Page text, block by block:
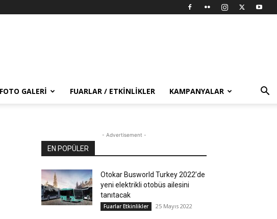
FOTO GALERI FUARLAR / ETKINLIKLER KAMPANYALAR
- Advertisement -
EN POPÜLER
Otokar Busworld Turkey 2022’de
yeni elektrikli otobüs ailesini
tanıtacak
Fuarlar Etkinlikler 25 Mayıs 2022